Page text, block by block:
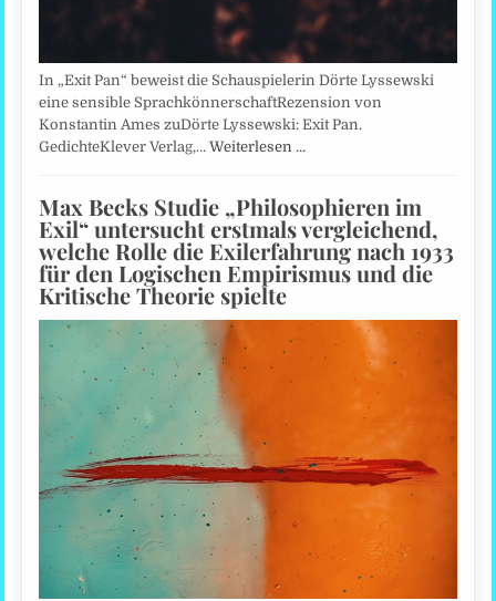
In „Exit Pan“ beweist die Schauspielerin Dörte Lyssewski
eine sensible SprachkönnerschaftRezension von
Konstantin Ames zuDörte Lyssewski: Exit Pan.
GedichteKlever Verlag,…Weiterlesen …
Max Becks Studie „Philosophieren im
Exil“ untersucht erstmals vergleichend,
welche Rolle die Exilerfahrung nach 1933
für den Logischen Empirismus und die
Kritische Theorie spielte